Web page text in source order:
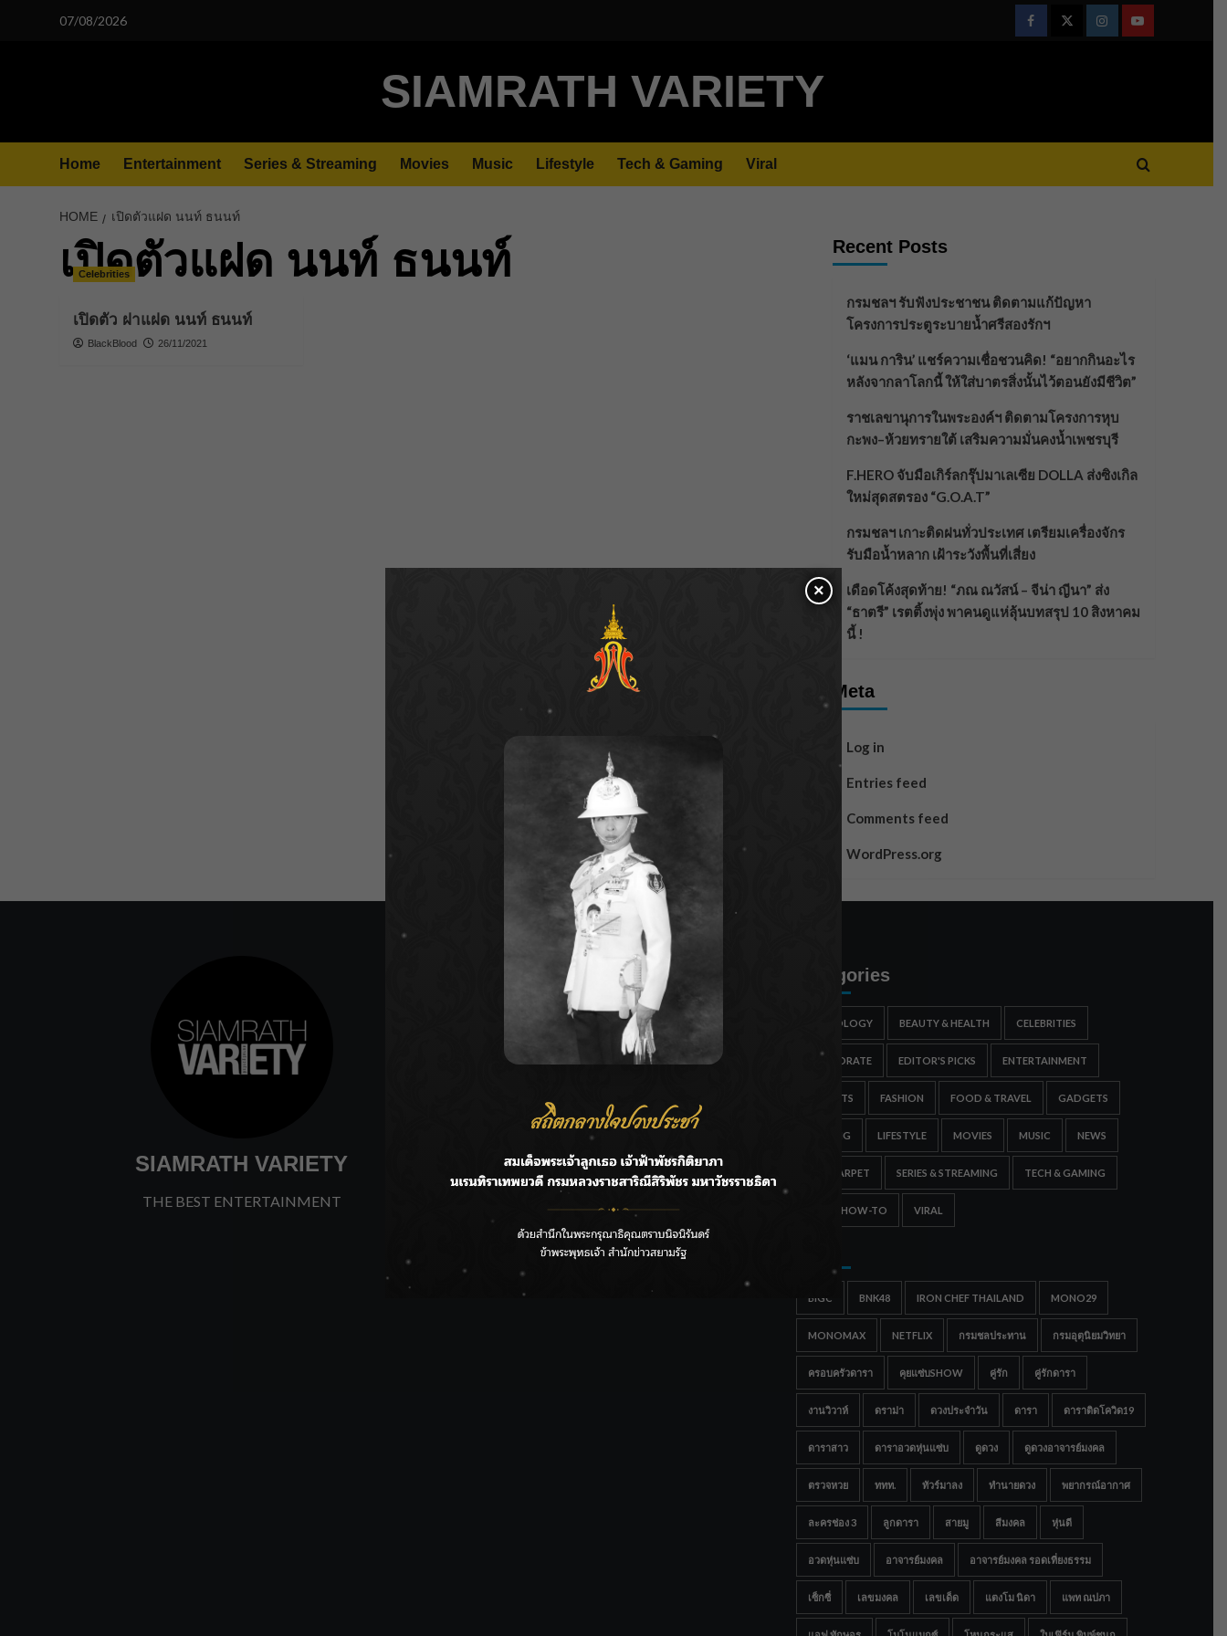
07/08/2026
FacebookTwitterInstagramYoutube
SIAMRATH VARIETY
Home Entertainment Series & Streaming Movies Music Lifestyle Tech & Gaming Viral
HOME เปิดตัวแฝด นนท์ ธนนท์
เปิดตัวแฝด นนท์ ธนนท์
Celebrities
เปิดตัว ฝาแฝด นนท์ ธนนท์
BlackBlood 26/11/2021
Recent Posts
กรมชลฯ รับฟังประชาชน ติดตามแก้ปัญหา
โครงการประตูระบายน้ำศรีสองรักฯ
‘แมน การิน’ แชร์ความเชื่อชวนคิด! “อยากกินอะไร
หลังจากลาโลกนี้ ให้ใส่บาตรสิ่งนั้นไว้ตอนยังมีชีวิต”
ราชเลขานุการในพระองค์ฯ ติดตามโครงการหุบ
กะพง–ห้วยทรายใต้ เสริมความมั่นคงน้ำเพชรบุรี
F.HERO จับมือเกิร์ลกรุ๊ปมาเลเซีย DOLLA ส่งซิงเกิล
ใหม่สุดสตรอง “G.O.A.T”
กรมชลฯ เกาะติดฝนทั่วประเทศ เตรียมเครื่องจักร
รับมือน้ำหลาก เฝ้าระวังพื้นที่เสี่ยง
เดือดโค้งสุดท้าย! “ภณ ณวัสน์ – จีน่า ญีนา” ส่ง
“ธาตรี” เรตติ้งพุ่ง พาคนดูแห่ลุ้นบทสรุป 10 สิงหาคม
นี้ !
Meta
Log in
Entries feed
Comments feed
WordPress.org
SIAMRATH VARIETY
THE BEST ENTERTAINMENT
กรมชลฯ รับฟังประชาชน ติดตามแก้ปัญหาโครงการประตู
ลาโลกนี้ ให้ใส่บาตรสิ่งนั้นไว้ตอนยังมีชีวิต”
ราชเลขานุการในพระองค์ฯ ติดตามโครงการหุบกะพง–ห้วย
ทรายใต้ เสริมความมั่นคงน้ำเพชรบุรี
ตรอง “G.O.A.T”
กรมชลฯ เกาะติดฝนทั่วประเทศ เตรียมเครื่องจักรรับมือน้ำ
Categories
ASTROLOGY BEAUTY & HEALTH CELEBRITIES
CORPORATE EDITOR'S PICKS ENTERTAINMENT
ESPORTS FASHION FOOD & TRAVEL GADGETS
GAMING LIFESTYLE MOVIES MUSIC NEWS
RED CARPET SERIES & STREAMING TECH & GAMING
TIPS & HOW-TO VIRAL
BIGC BNK48 IRON CHEF THAILAND MONO29
MONOMAX NETFLIX กรมชลประทาน กรมอุตุนิยมวิทยา
ครอบครัวดารา คุยแซ่บSHOW คู่รัก คู่รักดารา
งานวิวาห์ ดราม่า ดวงประจำวัน ดารา ดาราติดโควิด19
ดาราสาว ดาราอวดหุ่นแซ่บ ดูดวง ดูดวงอาจารย์มงคล
ตรวจหวย ททท. ทัวร์มาลง ทำนายดวง พยากรณ์อากาศ
ละครช่อง 3 ลูกดารา สายมู สีมงคล หุ่นดี
อวดหุ่นแซ่บ อาจารย์มงคล อาจารย์มงคล รอดเที่ยงธรรม
เซ็กซี่ เลขมงคล เลขเด็ด แตงโม นิดา แพท ณปภา
×